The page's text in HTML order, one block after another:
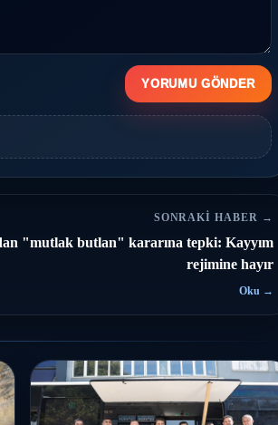
YORUMU GÖNDER
SONRAKI HABER →
"mutlak butlan" kararına tepki: Kayyım
rejimine hayır
Oku →